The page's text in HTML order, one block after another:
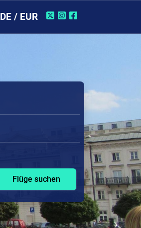
DE / EUR
Flüge suchen